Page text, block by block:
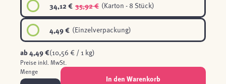
34,12 € 35,92 € (Karton - 8 Stück)
4,49 € (Einzelverpackung)
ab4,49 €(10,56 € / 1 kg)
Preise inkl. MwSt.
Menge
In den Warenkorb